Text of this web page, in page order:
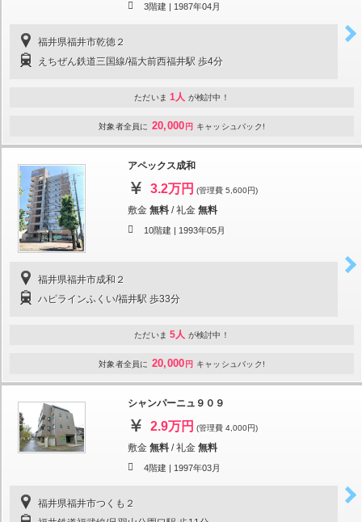
3階建 | 1987年04月
福井県福井市乾徳２
えちぜん鉄道三国線/福大前西福井駅 歩4分
ただいま 1人 が検討中！
対象者全員に 20,000 円 キャッシュバック!
アペックス成和
3.2万円 (管理費 5,600円)
敷金 無料 /礼金 無料
10階建 | 1993年05月
福井県福井市成和２
ハピラインふくい/福井駅 歩33分
ただいま 5人 が検討中！
対象者全員に 20,000 円 キャッシュバック!
シャンパーニュ９０９
2.9万円 (管理費 4,000円)
敷金 無料 /礼金 無料
4階建 | 1997年03月
福井県福井市つくも２